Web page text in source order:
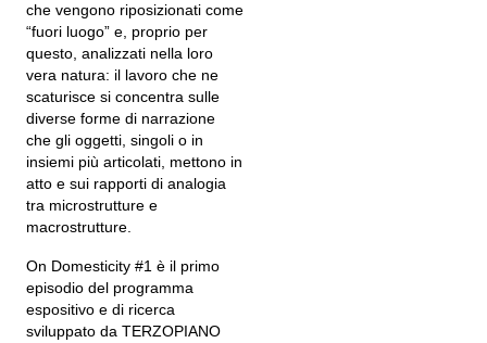
che vengono riposizionati come
“fuori luogo” e, proprio per
questo, analizzati nella loro
vera natura: il lavoro che ne
scaturisce si concentra sulle
diverse forme di narrazione
che gli oggetti, singoli o in
insiemi più articolati, mettono in
atto e sui rapporti di analogia
tra microstrutture e
macrostrutture.
On Domesticity #1 è il primo
episodio del programma
espositivo e di ricerca
sviluppato da TERZOPIANO